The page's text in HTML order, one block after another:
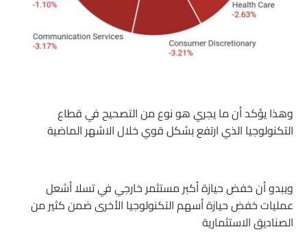
وهذا يؤكد أن ما يجري هو نوع من التصحيح في قطاع
التكنولوجيا الذي ارتفع بشكل قوي خلال الاشهر الماضية
ويبدو أن خفض حيازة أكبر مستثمر خارجي في تسلا أشعل
عمليات خفض حيازة أسهم التكنولوجيا الأخرى ضمن كثير من
الصناديق الاستثمارية